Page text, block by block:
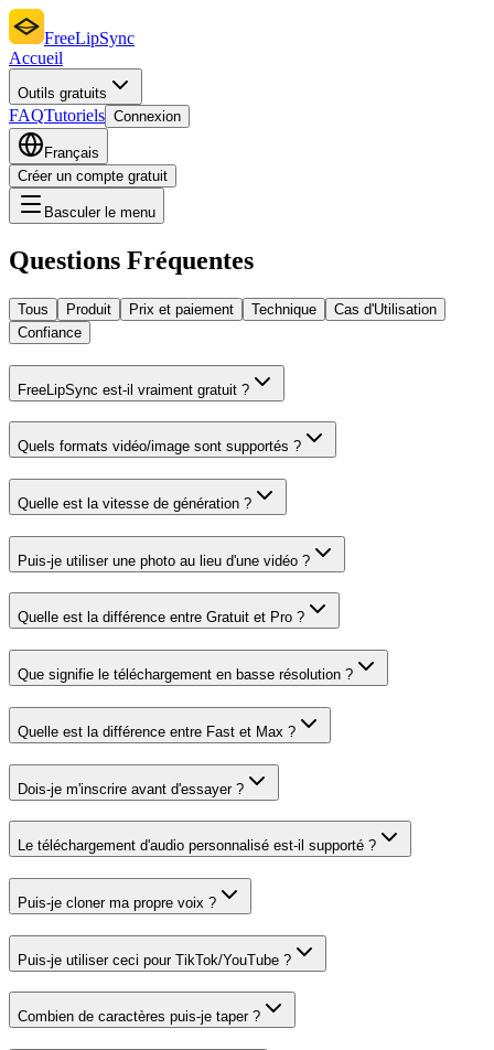
FreeLipSync
Accueil
Outils gratuits
FAQTutoriels Connexion
Français
Créer un compte gratuit
Basculer le menu
Questions Fréquentes
Tous Produit Prix et paiement Technique
Cas d'Utilisation
Confiance
FreeLipSync est-il vraiment gratuit ?
Quels formats vidéo/image sont supportés ?
Quelle est la vitesse de génération ?
Puis-je utiliser une photo au lieu d'une vidéo ?
Quelle est la différence entre Gratuit et Pro ?
Que signifie le téléchargement en basse résolution ?
Quelle est la différence entre Fast et Max ?
Dois-je m'inscrire avant d'essayer ?
Le téléchargement d'audio personnalisé est-il supporté ?
Puis-je cloner ma propre voix ?
Puis-je utiliser ceci pour TikTok/YouTube ?
Combien de caractères puis-je taper ?